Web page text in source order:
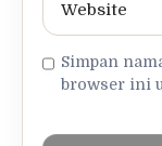
Simpan
browser ini